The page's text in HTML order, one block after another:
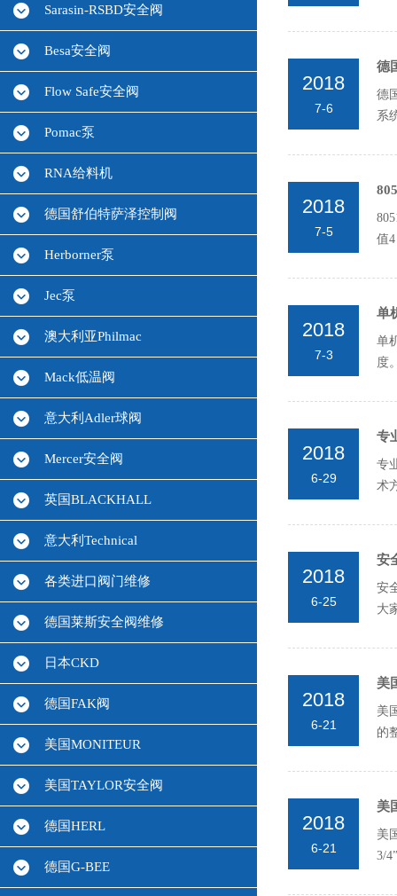
Sarasin-RSBD安全阀
Besa安全阀
Flow Safe安全阀
Pomac泵
RNA给料机
德国舒伯特萨泽控制阀
Herborner泵
Jec泵
澳大利亚Philmac
Mack低温阀
意大利Adler球阀
Mercer安全阀
英国BLACKHALL
意大利Technical
各类进口阀门维修
德国莱斯安全阀维修
日本CKD
德国FAK阀
美国MONITEUR
美国TAYLOR安全阀
德国HERL
德国G-BEE
2018
7-6
德
德
系
2018
7-5
值
2018
7-3
单
单
度
2018
6-29
专
专
术
2018
6-25
安
安
大
2018
6-21
美
美
的
2018
6-21
美
美
3/